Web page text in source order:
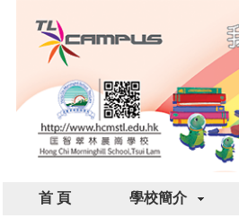
首 頁 學校簡介